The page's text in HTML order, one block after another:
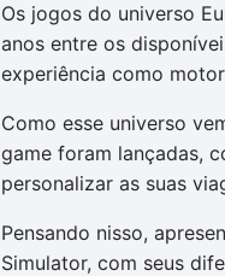
Os jogos do universo
anos entre os
experiência como
Como esse universo
game foram lançadas,
personalizar as suas
Pensando nisso,
Simulator, com seus